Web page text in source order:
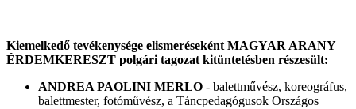
Kiemelkedő tevékenysége elismeréseként MAGYAR ARANY
ÉRDEMKERESZT polgári tagozat kitüntetésben részesült:
ANDREA PAOLINI MERLO - balettművész, koreográfus,
balettmester, fotóművész, a Táncpedagógusok Országos